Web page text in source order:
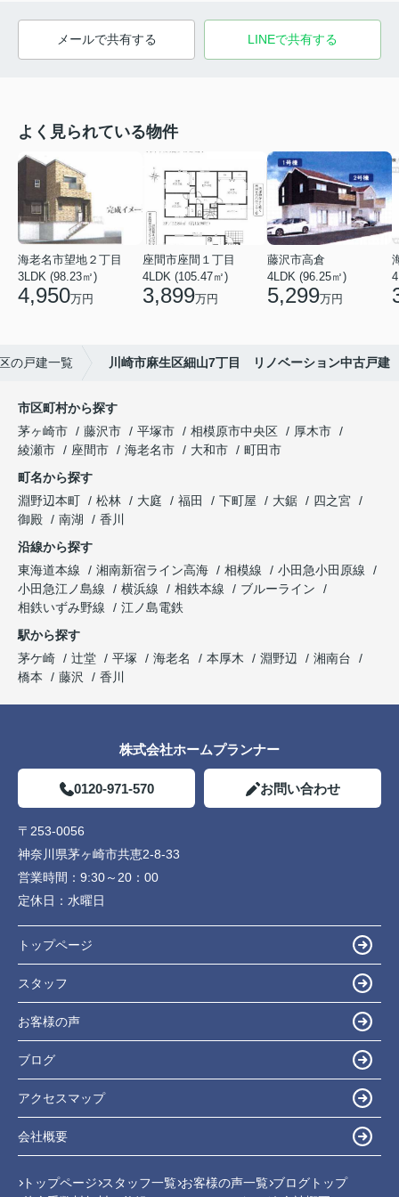
メールで共有する LINEで共有する
よく見られている物件
海老名市望地２丁目
3LDK (98.23㎡)
4,950万円
座間市座間１丁目
4LDK (105.47㎡)
3,899万円
藤沢市高倉
4LDK (96.25㎡)
5,299万円
の戸建一覧 川崎市麻生区細山7丁目 リノベーション中古戸建
市区町村から探す
茅ヶ崎市
藤沢市 平塚市 相模原市中央区
厚木市
綾瀬市
座間市 海老名市 大和市
町田市
町名から探す
淵野辺本町
松林 大庭 福田 下町屋 大鋸
四之宮
御殿
南湖
香川
沿線から探す
東海道本線
湘南新宿ライン高海 相模線
小田急小田原線
小田急江ノ島線
横浜線 相鉄本線
ブルーライン
相鉄いずみ野線
江ノ島電鉄
駅から探す
茅ケ崎
辻堂 平塚 海老名 本厚木 淵野辺
湘南台
橋本
藤沢 香川
株式会社ホームプランナー
0120-971-570 お問い合わせ
〒253-0056
神奈川県茅ヶ崎市共恵2-8-33
営業時間： 9:30～20：00
定休日： 水曜日
トップページ
スタッフ
お客様の声
ブログ
アクセスマップ
会社概要
トップページ スタッフ一覧 お客様の声一覧 ブログトップ